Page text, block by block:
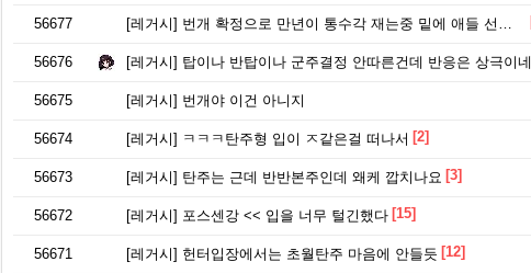
56677 [레거시] 번개 확정으로 만년이 통수각 재는중 밑에 애들 선동중
56676 [레거시] 탑이나 반탑이나 군주결정 안따른건데 반응은 상극이네
56675 [레거시] 번개야 이건 아니지
56674 [레거시] ㅋㅋㅋ탄주형 입이 ㅈ같은걸 떠나서 [2]
56673 [레거시] 탄주는 근데 반반본주인데 왜케 깝치나요 [3]
56672 [레거시] 포스센강 << 입을 너무 털긴했다 [15]
56671 [레거시] 헌터입장에서는 초월탄주 마음에 안들듯 [12]